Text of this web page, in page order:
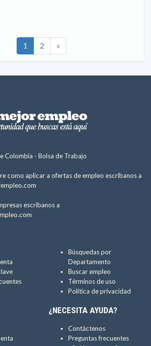
1 2 »
Colombia - Bolsa de Trabajo
como aplicar a ofertas de empleo escríbanos a
escríbanos a
Búsquedas por
Departamento
Buscar empleo
Términos de uso
Política de privacidad
¿NECESITA AYUDA?
Contáctenos
Preguntas frecuentes